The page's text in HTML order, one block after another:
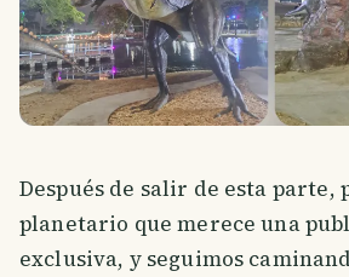
Después de salir de esta parte,
planetario que merece una
exclusiva, y seguimos